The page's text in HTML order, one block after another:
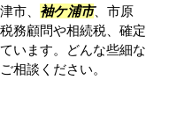
市、 袖ケ浦市、市原
務顧問や相続税、確定
います。どんな些細な
相談ください。